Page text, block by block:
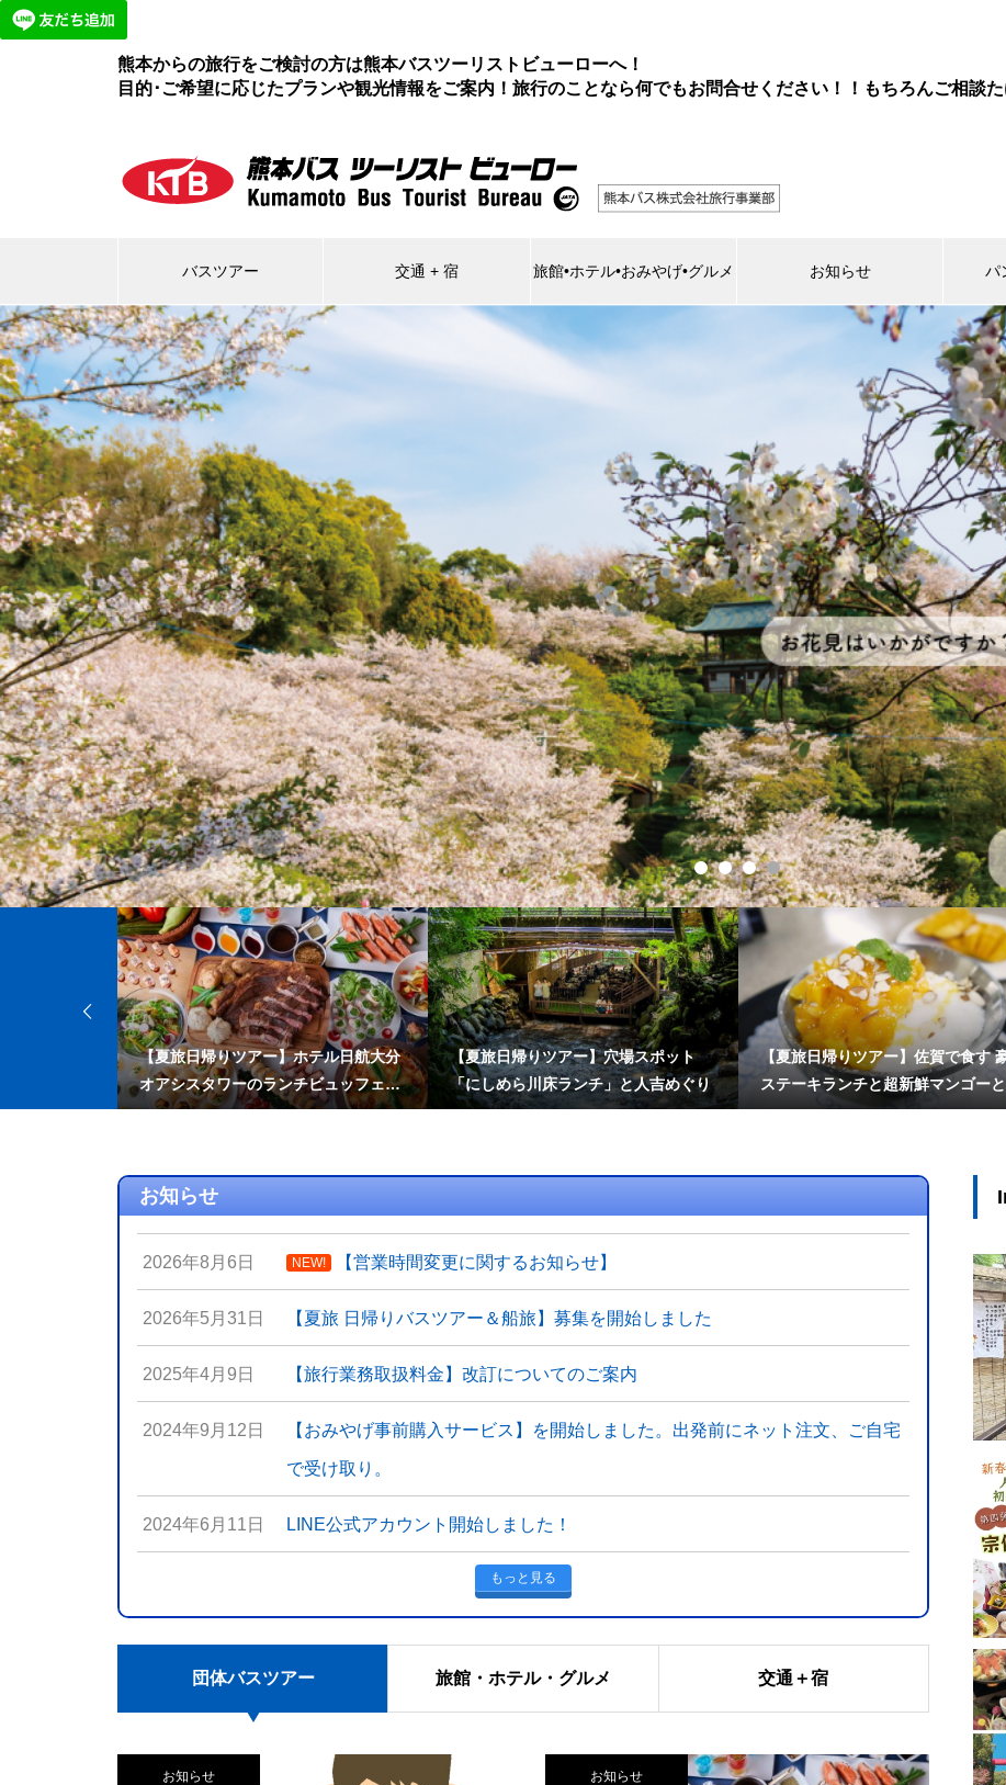
熊本からの旅行をご検討の方は熊本バスツーリストビューローへ！
目的･ご希望に応じたプランや観光情報をご案内！旅行のことなら何でもお問合せください！！もちろんご相談
バスツアー 交通 + 宿 旅館•ホテル•おみやげ•グルメ お知らせ パ
【夏旅日帰りツアー】ホテル日航大分
オアシスタワーのランチビュッフェと
大分マリーンパレス水族館「うみたま
【夏旅日帰りツアー】穴場スポット
「にしめら川床ランチ」と人吉めぐり
【夏旅日帰りツアー】佐賀で食す
ステーキランチと超新鮮マンゴー
厚ミルク氷の絶品かき氷
お知らせ
2026年8月6日 NEW! 【営業時間変更に関するお知らせ】
2026年5月31日 【夏旅 日帰りバスツアー＆船旅】募集を開始しました
2025年4月9日 【旅行業務取扱料金】改訂についてのご案内
2024年9月12日 【おみやげ事前購入サービス】を開始しました。出発前にネット注文、ご自宅
で受け取り。
2024年6月11日 LINE公式アカウント開始しました！
もっと見る
団体バスツアー 旅館・ホテル・グルメ 交通＋宿
お知らせ お知らせ